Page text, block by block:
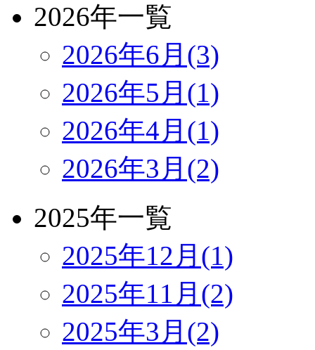
2026年一覧
2026年6月(3)
2026年5月(1)
2026年4月(1)
2026年3月(2)
2025年一覧
2025年12月(1)
2025年11月(2)
2025年3月(2)